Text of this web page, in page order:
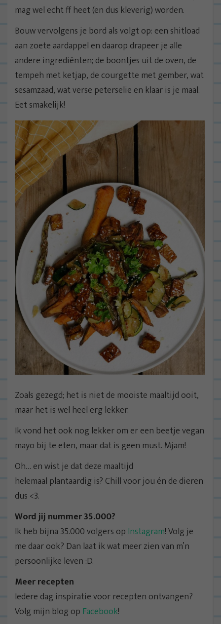
mag wel echt ff heet (en dus kleverig) worden.
Bouw vervolgens je bord als volgt op: een shitload
aan zoete aardappel en daarop drapeer je alle
andere ingrediënten; de boontjes uit de oven, de
tempeh met ketjap, de courgette met gember, wat
sesamzaad, wat verse peterselie en klaar is je maal.
Eet smakelijk!
Zoals gezegd; het is niet de mooiste maaltijd ooit,
maar het is wel heel erg lekker.
Ik vond het ook nog lekker om er een beetje vegan
mayo bij te eten, maar dat is geen must. Mjam!
Oh… en wist je dat deze maaltijd
helemaal plantaardig is? Chill voor jou én de dieren
dus <3.
Word jij nummer 35.000?
Ik heb bijna 35.000 volgers op Instagram! Volg je
me daar ook? Dan laat ik wat meer zien van m’n
persoonlijke leven :D.
Meer recepten
Iedere dag inspiratie voor recepten ontvangen?
Volg mijn blog op Facebook!